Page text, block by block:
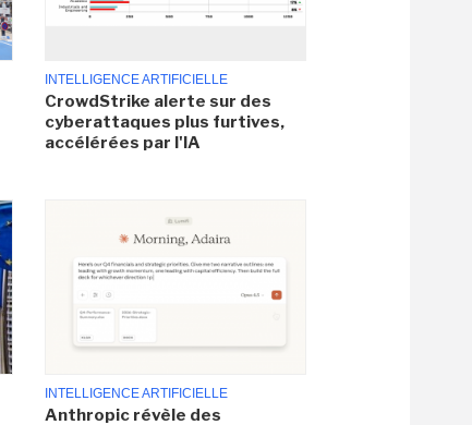
INTELLIGENCE ARTIFICIELLE
CrowdStrike alerte sur des
cyberattaques plus furtives,
accélérées par l'IA
INTELLIGENCE ARTIFICIELLE
Anthropic révèle des